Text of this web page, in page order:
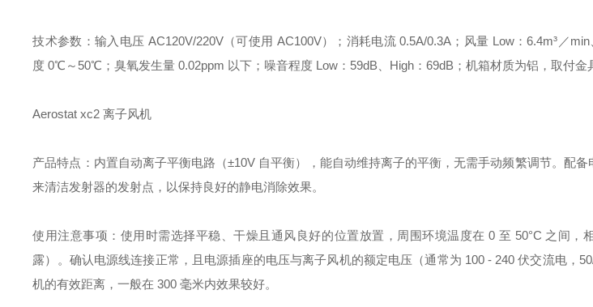
技术参数：输入电压 AC120V/220V（可使用 AC100V）；消耗电流 0.5A/0.3A；风量 Low：6.4m³／
度 0℃～50℃；臭氧发生量 0.02ppm 以下；噪音程度 Low：59dB、High：69dB；机箱材质为铝，取付金
Aerostat xc2 离子风机
产品特点：内置自动离子平衡电路（±10V 自平衡），能自动维持离子的平衡，无需手动频繁调节。配
来清洁发射器的发射点，以保持良好的静电消除效果。
使用注意事项：使用时需选择平稳、干燥且通风良好的位置放置，周围环境温度在 0 至 50°C 之间，
露）。确认电源线连接正常，且电源插座的电压与离子风机的额定电压（通常为 100 - 240 伏交流电，
机的有效距离，一般在 300 毫米内效果较好。